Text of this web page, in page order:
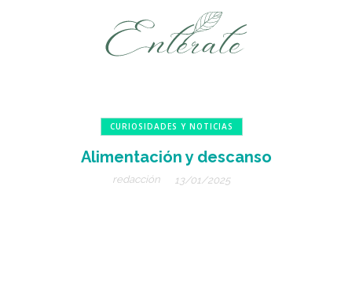
CURIOSIDADES Y NOTICIAS
Alimentación y descanso
redacción 13/01/2025